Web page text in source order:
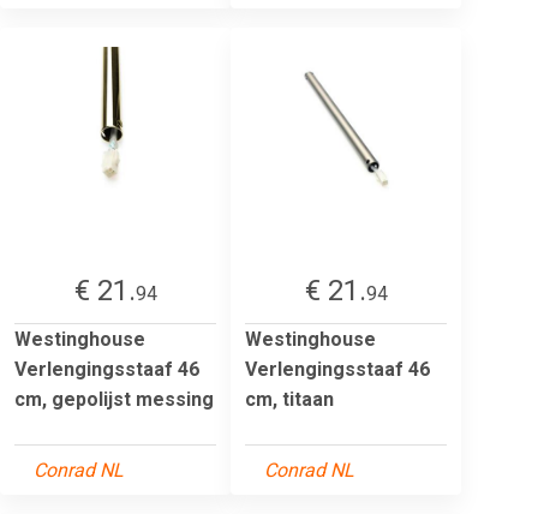
€ 21.94
Westinghouse
Verlengingsstaaf 46
cm, gepolijst messing
Conrad NL
€ 21.94
Westinghouse
Verlengingsstaaf 46
cm, titaan
Conrad NL